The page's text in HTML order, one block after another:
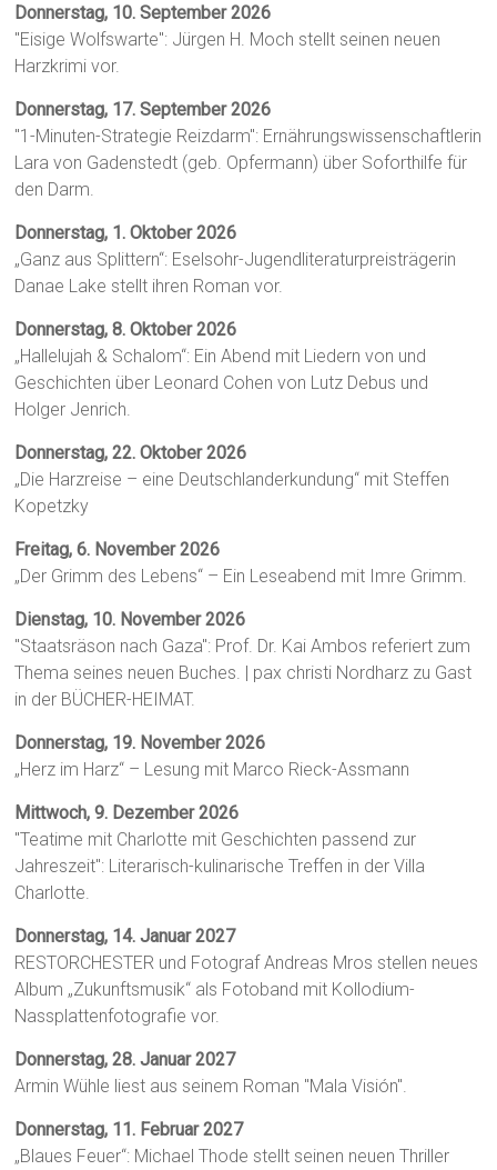
Donnerstag, 10. September 2026
"Eisige Wolfswarte": Jürgen H. Moch stellt seinen neuen
Harzkrimi vor.
Donnerstag, 17. September 2026
"1-Minuten-Strategie Reizdarm": Ernährungswissenschaftlerin
Lara von Gadenstedt (geb. Opfermann) über Soforthilfe für
den Darm.
Donnerstag, 1. Oktober 2026
„Ganz aus Splittern“: Eselsohr-Jugendliteraturpreisträgerin
Danae Lake stellt ihren Roman vor.
Donnerstag, 8. Oktober 2026
„Hallelujah & Schalom“: Ein Abend mit Liedern von und
Geschichten über Leonard Cohen von Lutz Debus und
Holger Jenrich.
Donnerstag, 22. Oktober 2026
„Die Harzreise – eine Deutschlanderkundung“ mit Steffen
Kopetzky
Freitag, 6. November 2026
„Der Grimm des Lebens“ – Ein Leseabend mit Imre Grimm.
Dienstag, 10. November 2026
"Staatsräson nach Gaza": Prof. Dr. Kai Ambos referiert zum
Thema seines neuen Buches. | pax christi Nordharz zu Gast
in der BÜCHER-HEIMAT.
Donnerstag, 19. November 2026
„Herz im Harz“ – Lesung mit Marco Rieck-Assmann
Mittwoch, 9. Dezember 2026
"Teatime mit Charlotte mit Geschichten passend zur
Jahreszeit": Literarisch-kulinarische Treffen in der Villa
Charlotte.
Donnerstag, 14. Januar 2027
RESTORCHESTER und Fotograf Andreas Mros stellen neues
Album „Zukunftsmusik“ als Fotoband mit Kollodium-
Nassplattenfotografie vor.
Donnerstag, 28. Januar 2027
Armin Wühle liest aus seinem Roman "Mala Visión".
Donnerstag, 11. Februar 2027
„Blaues Feuer“: Michael Thode stellt seinen neuen Thriller